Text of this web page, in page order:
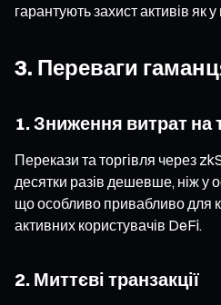
гарантують захист активів як
3. Переваги
1. Зниження витрат на
Перекази та торгівля через
десятки разів дешевше, ніж у
що особливо привабливо для
активних користувачів DeFi.
2. Миттєві транзакції